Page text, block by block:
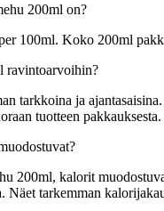
200ml on?
100ml. Koko 200ml
ravintoarvoihin?
tarkkoina ja
tuotteen pakkauksesta.
200ml, kalorit
tarkemman